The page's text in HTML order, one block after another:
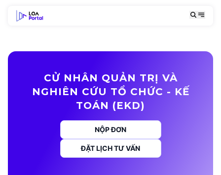
CỬ NHÂN QUẢN TRỊ VÀ
NGHIÊN CỨU TỔ CHỨC - KẾ
TOÁN (EKD)
NỘP ĐƠN
ĐẶT LỊCH TƯ VẤN